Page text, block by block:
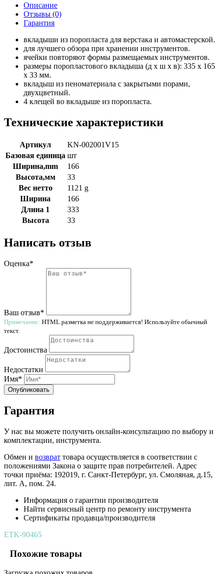
Описание
Отзывы (0)
Гарантия
вкладыши из поропласта для верстака и автомастерской.
для лучшего обзора при хранении инструментов.
ячейки повторяют формы размещаемых инструментов.
размеры поропластового вкладыша (д x ш x в): 335 x 165
x 33 мм.
вкладыш из пеноматериала с закрытыми порами,
двухцветный.
4 клещей во вкладыше из поропласта.
Технические характеристики
Артикул
KN-002001V15
Базовая единица шт
Ширина,mm
166
Высота,мм
33
Вес нетто
1121 g
Ширина
166
Длина 1
333
Высота
33
Написать отзыв
Оценка*
Ваш отзыв*
Примечание: HTML разметка не поддерживается! Используйте обычный
текст.
Достоинства
Недостатки
Имя*
Опубликовать
Гарантия
У нас вы можете получить онлайн-консультацию по выбору и
комплектации, инструмента.
Обмен и возврат товара осуществляется в соответствии с
положениями Закона о защите прав потребителей. Адрес
точки приёма: 192019, г. Санкт-Петербург, ул. Смоляная, д.15,
лит. А, пом. 24.
Информация о гарантии производителя
Найти сервисный центр по ремонту инструмента
Сертификаты продавца/производителя
ETK-90465
Похожие товары